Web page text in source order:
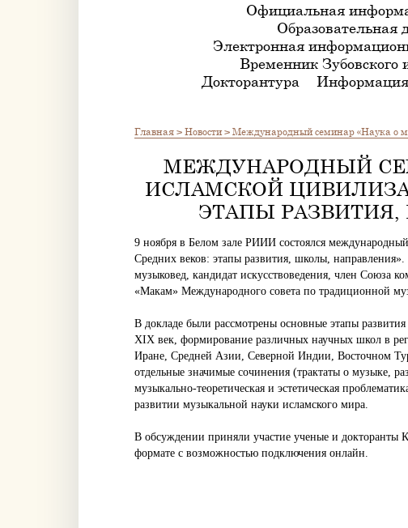
Официальная
Образовательная
Электронная
Временник Зубовского
Докторантура
Информация
Главная>Новости>Международный семинар «Наука о
МЕЖДУНАРОДНЫЙ
ИСЛАМСКОЙ
ЭТАПЫ
9 ноября в Белом зале РИИИ состоялся
Средних веков: этапы развития, школы,
музыковед, кандидат искусствоведения, член Союза
«Макам» Международного совета по традиционной
В докладе были рассмотрены основные этапы
XIX век, формирование различных научных школ в
Иране, Средней Азии, Северной Индии, Восточном
отдельные значимые сочинения (трактаты о музыке,
музыкально-теоретическая и эстетическая
развитии музыкальной науки исламского мира.
В обсуждении приняли участие ученые и докторанты
формате с возможностью подключения онлайн.